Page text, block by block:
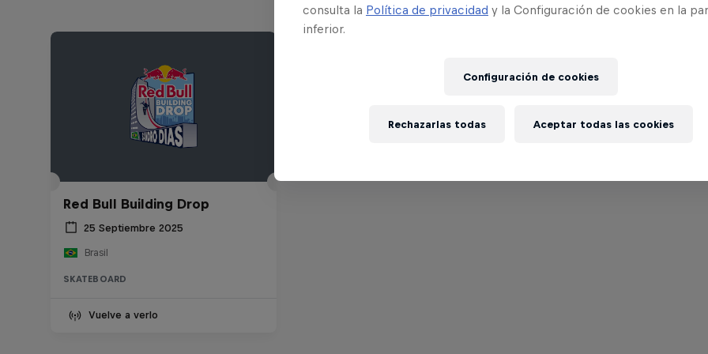
Red Bull Building Drop
25 Septiembre 2025
Brasil
SKATEBOARD
Vuelve a verlo
consulta la Política de privacidad y la Configuración de cookies en la
inferior.
Configuración de cookies
Rechazarlas todas Aceptar todas las cookies